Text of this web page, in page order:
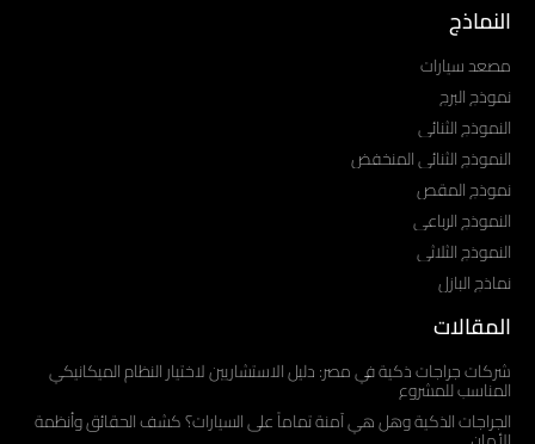
النماذج
مصعد سيارات
نموذج البرج
النموذج الثنائي
النموذج الثنائي المنخفض
نموذج المقص
النموذج الرباعي
النموذج الثلاثي
نماذج البازل
المقالات
شركات جراجات ذكية في مصر: دليل الاستشاريين لاختيار النظام الميكانيكي
المناسب للمشروع
الجراجات الذكية وهل هي آمنة تماماً على السيارات؟ كشف الحقائق وأنظمة